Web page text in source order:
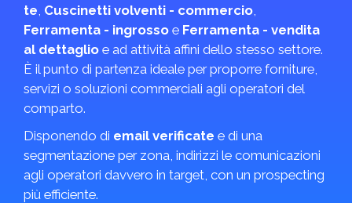
te, Cuscinetti volventi - commercio,
Ferramenta - ingrosso e Ferramenta - vendita
al dettaglio e ad attività affini dello stesso settore.
È il punto di partenza ideale per proporre forniture,
servizi o soluzioni commerciali agli operatori del
comparto.
Disponendo di email verificate e di una
segmentazione per zona, indirizzi le comunicazioni
agli operatori davvero in target, con un prospecting
più efficiente.